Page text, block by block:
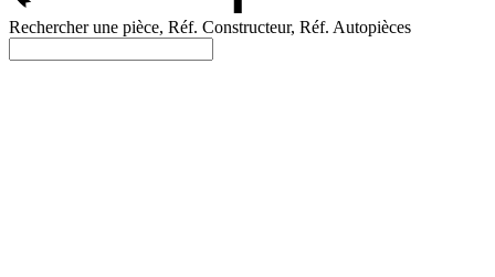
Rechercher une pièce, Réf. Constructeur, Réf. Autopièces